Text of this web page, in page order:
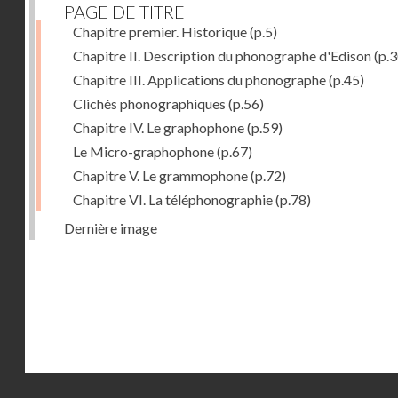
PAGE DE TITRE
Chapitre premier. Historique(p.5)
Chapitre II. Description du phonographe d'Edison
Chapitre III. Applications du phonographe(p.45)
Clichés phonographiques (p.56)
Chapitre IV. Le graphophone(p.59)
Le Micro-graphophone(p.67)
Chapitre V. Le grammophone(p.72)
Chapitre VI. La téléphonographie(p.78)
Dernière image